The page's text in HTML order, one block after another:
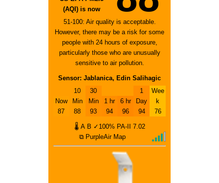
(AQI) is now
51-100: Air quality is acceptable.
However, there may be a risk for some
people with 24 hours of exposure,
particularly those who are unusually
sensitive to air pollution.
Sensor: Jablanica, Edin Salihagic
Now
87
10
Min
88
30
Min
93
1 hr
94
6 hr
96
1
Day
94
Wee
k
76
🌡 A B ✓100% PA-II
7.02
⧉ PurpleAir Map